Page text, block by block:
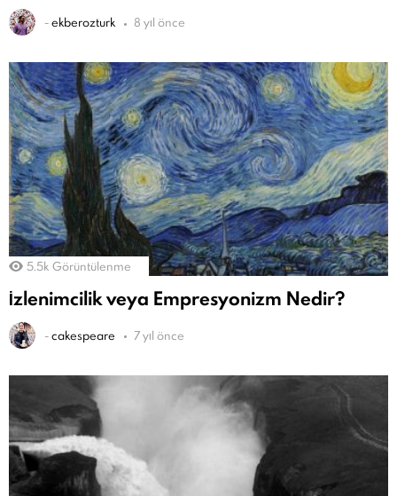
-ekberozturk 8 yıl önce
5.5k Görüntülenme
İzlenimcilik veya Empresyonizm Nedir?
-cakespeare 7 yıl önce